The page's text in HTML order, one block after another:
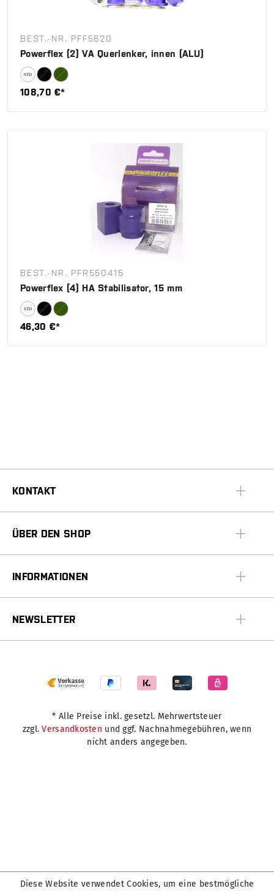
BEST.-NR. PFF5620
Powerflex (2) VA Querlenker, innen (ALU)
108,70 €*
BEST.-NR. PFR550415
Powerflex (4) HA Stabilisator, 15 mm
46,30 €*
KONTAKT
ÜBER DEN SHOP
INFORMATIONEN
NEWSLETTER
* Alle Preise inkl. gesetzl. Mehrwertsteuer
zzgl.Versandkosten und ggf. Nachnahmegebühren, wenn
nicht anders angegeben.
Diese Website verwendet Cookies, um eine bestmögliche